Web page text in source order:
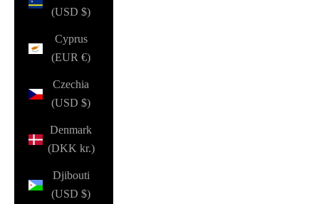
(USD $)
Cyprus
(EUR €)
Czechia
(USD $)
Denmark
(DKK kr.)
Djibouti
(USD $)